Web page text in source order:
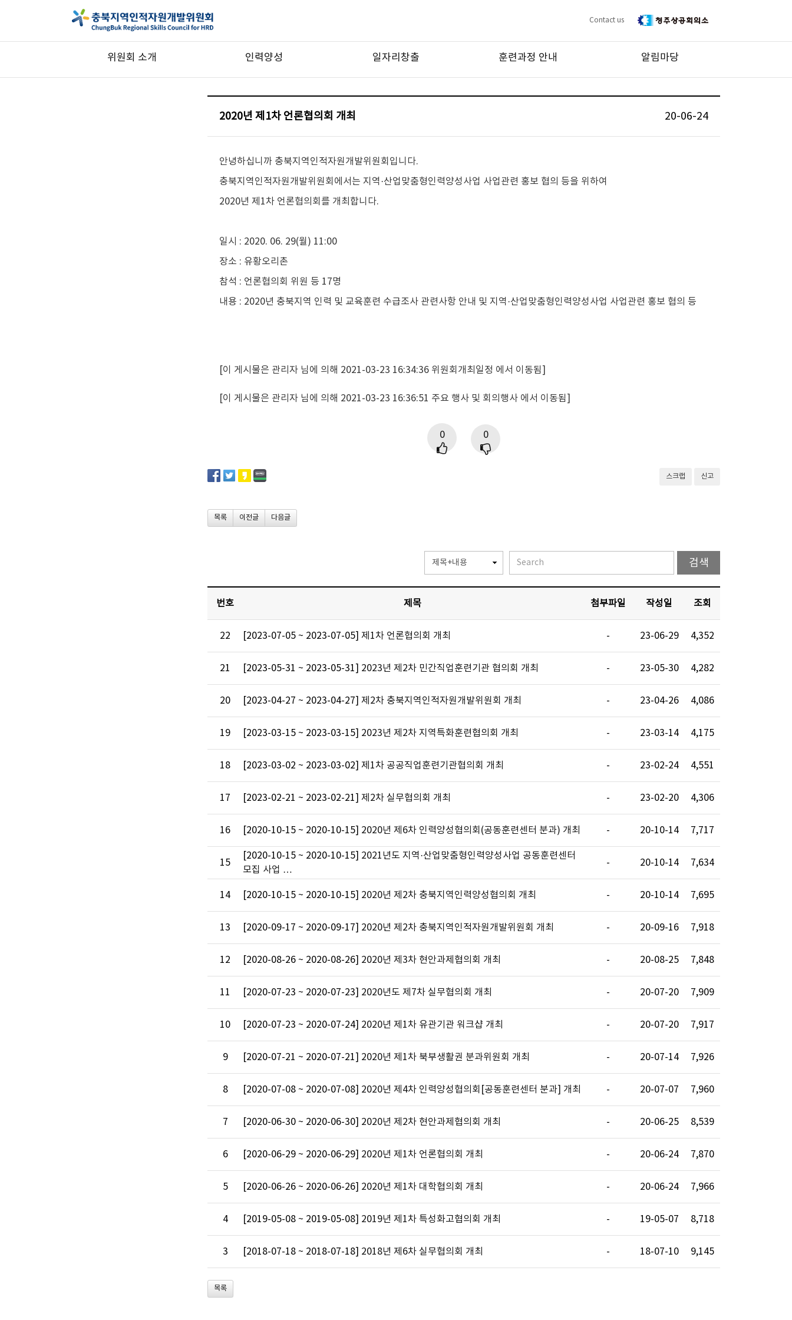
Contact us
위원회 소개 인력양성 일자리창출 훈련과정 안내 알림마당
2020년 제1차 언론협의회 개최 20-06-24
안녕하십니까 충북지역인적자원개발위원회입니다.
충북지역인적자원개발위원회에서는 지역·산업맞춤형인력양성사업 사업관련 홍보 협의 등을 위하여
2020년 제1차 언론협의회를 개최합니다.
일시 : 2020. 06. 29(월) 11:00
장소 : 유황오리촌
참석 : 언론협의회 위원 등 17명
내용 : 2020년 충북지역 인력 및 교육훈련 수급조사 관련사항 안내 및 지역·산업맞춤형인력양성사업 사업관련 홍보 협의 등
[이 게시물은 관리자 님에 의해 2021-03-23 16:34:36 위원회개최일정 에서 이동됨]
[이 게시물은 관리자 님에 의해 2021-03-23 16:36:51 주요 행사 및 회의행사 에서 이동됨]
0 0
스크랩 신고
목록 이전글 다음글
번호 제목 첨부파일 작성일 조회
22 [2023-07-05 ~ 2023-07-05] 제1차 언론협의회 개최 - 23-06-29 4,352
21 [2023-05-31 ~ 2023-05-31] 2023년 제2차 민간직업훈련기관 협의회 개최 - 23-05-30 4,282
20 [2023-04-27 ~ 2023-04-27] 제2차 충북지역인적자원개발위원회 개최 - 23-04-26 4,086
19 [2023-03-15 ~ 2023-03-15] 2023년 제2차 지역특화훈련협의회 개최 - 23-03-14 4,175
18 [2023-03-02 ~ 2023-03-02] 제1차 공공직업훈련기관협의회 개최 - 23-02-24 4,551
17 [2023-02-21 ~ 2023-02-21] 제2차 실무협의회 개최 - 23-02-20 4,306
16 [2020-10-15 ~ 2020-10-15] 2020년 제6차 인력양성협의회(공동훈련센터 분과) 개최 - 20-10-14 7,717
15
[2020-10-15 ~ 2020-10-15] 2021년도 지역·산업맞춤형인력양성사업 공동훈련센터
모집 사업 …
- 20-10-14 7,634
14 [2020-10-15 ~ 2020-10-15] 2020년 제2차 충북지역인력양성협의회 개최 - 20-10-14 7,695
13 [2020-09-17 ~ 2020-09-17] 2020년 제2차 충북지역인적자원개발위원회 개최 - 20-09-16 7,918
12 [2020-08-26 ~ 2020-08-26] 2020년 제3차 현안과제협의회 개최 - 20-08-25 7,848
11 [2020-07-23 ~ 2020-07-23] 2020년도 제7차 실무협의회 개최 - 20-07-20 7,909
10 [2020-07-23 ~ 2020-07-24] 2020년 제1차 유관기관 워크샵 개최 - 20-07-20 7,917
9 [2020-07-21 ~ 2020-07-21] 2020년 제1차 북부생활권 분과위원회 개최 - 20-07-14 7,926
8 [2020-07-08 ~ 2020-07-08] 2020년 제4차 인력양성협의회[공동훈련센터 분과] 개최 - 20-07-07 7,960
7 [2020-06-30 ~ 2020-06-30] 2020년 제2차 현안과제협의회 개최 - 20-06-25 8,539
6 [2020-06-29 ~ 2020-06-29] 2020년 제1차 언론협의회 개최 - 20-06-24 7,870
5 [2020-06-26 ~ 2020-06-26] 2020년 제1차 대학협의회 개최 - 20-06-24 7,966
4 [2019-05-08 ~ 2019-05-08] 2019년 제1차 특성화고협의회 개최 - 19-05-07 8,718
3 [2018-07-18 ~ 2018-07-18] 2018년 제6차 실무협의회 개최 - 18-07-10 9,145
목록